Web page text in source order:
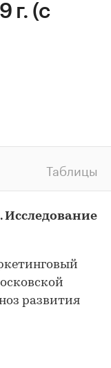
г. (с
Таблицы
Исследование
развития